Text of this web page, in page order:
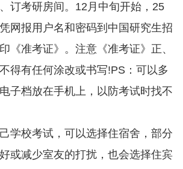
订考研房间。12月中旬开始，25
网报用户名和密码到中国研究生招
《准考证》。注意《准考证》正、
得有任何涂改或书写!PS：可以多
子档放在手机上，以防考试时找不
学校考试，可以选择住宿舍，部分
或减少室友的打扰，也会选择住宾